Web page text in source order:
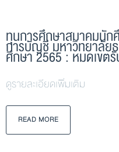
ทุนการศึกษาสมาคมนัก
การบัญชี มหาวิทยาลัย
ศึกษา 2565 : หมดเขต
ดูรายละเอียดเพิ่มเติม
READ MORE